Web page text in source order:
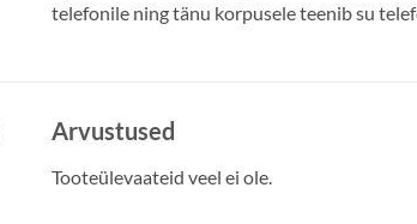
telefonile ning tänu korpusele teenib su
Arvustused
Tooteülevaateid veel ei ole.